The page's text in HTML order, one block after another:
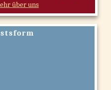
über uns